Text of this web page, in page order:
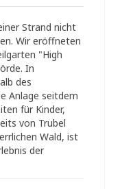
Strand nicht
Wir eröffneten
"High
In
des
Anlage seitdem
für Kinder,
von Trubel
Wald, ist
der